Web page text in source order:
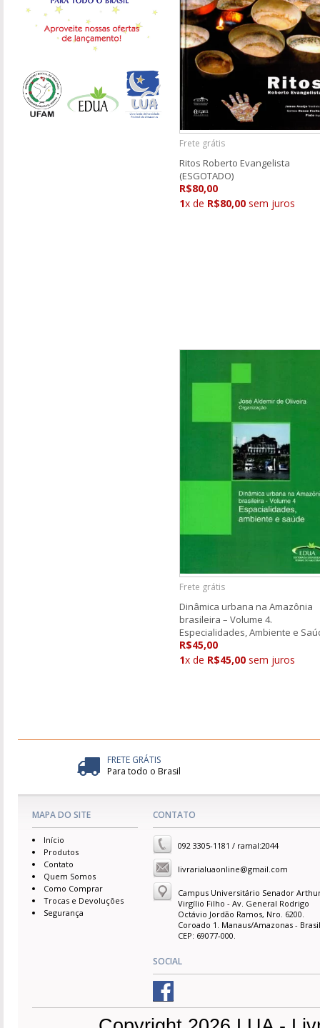
Frete grátis
Ritos Roberto Evangelista
(ESGOTADO)
R$80,00
1x de R$80,00 sem juros
Frete grátis
Dinâmica urbana na Amazônia
brasileira – Volume 4.
Especialidades, Ambiente e
R$45,00
1x de R$45,00 sem juros
FRETE GRÁTIS
Para todo o Brasil
MAPA DO SITE
Início
Produtos
Contato
Quem Somos
Como Comprar
Trocas e Devoluções
Segurança
CONTATO
092 3305-1181 / ramal:2044
livrarialuaonline@gmail.com
Campus Universitário Senador
Virgílio Filho - Av. General Rodrigo
Octávio Jordão Ramos, Nro. 6200.
Coroado 1. Manaus/Amazonas -
CEP: 69077-000.
SOCIAL